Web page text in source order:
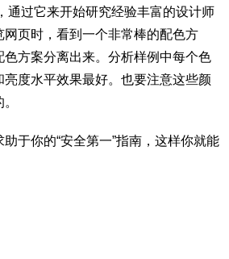
通过它来开始研究经验丰富的设计师
网页时，看到一个非常棒的配色方
方案分离出来。分析样例中每个色
度水平效果最好。也要注意这些颜
于你的“安全第一”指南，这样你就能